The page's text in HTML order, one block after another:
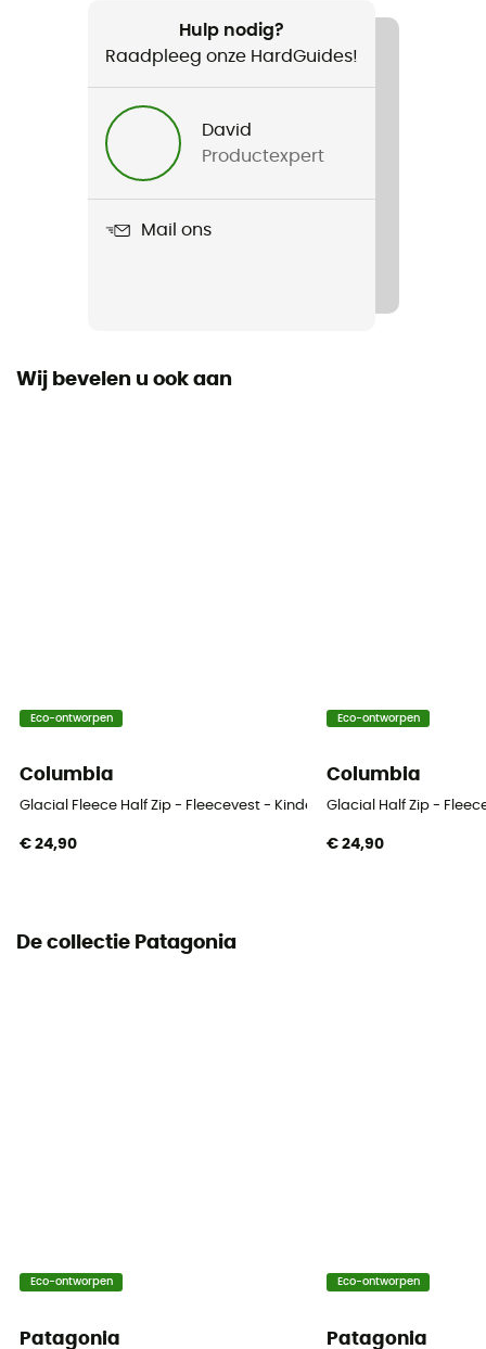
Boys' LW Synch Snap-T P/O
Warmteniveau
Hulp nodig?
Raadpleeg onze HardGuides!
David
Productexpert
Mail ons
Wij bevelen u ook aan
Eco-ontworpen
Columbia
Glacial Fleece Half Zip - Fleecevest - Kinderen
€ 24,90
Eco-ontworpen
Columbia
Glacial Half Zip -
€ 24,90
De collectie Patagonia
Eco-ontworpen
Patagonia
Eco-ontworpen
Patagonia